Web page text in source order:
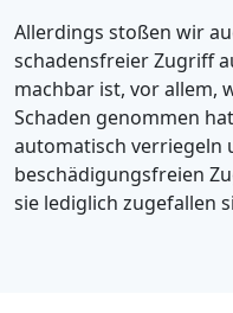
Allerdings stoßen wir
schadensfreier Zugriff
machbar ist, vor allem,
Schaden genommen
automatisch verriegeln
beschädigungsfreien
sie lediglich zugefallen